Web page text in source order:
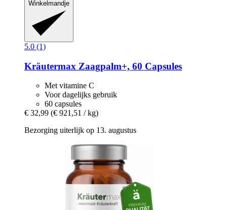
Winkelmandje
5.0 (1)
Kräutermax Zaagpalm+, 60 Capsules
Met vitamine C
Voor dagelijks gebruik
60 capsules
€ 32,99 (€ 921,51 / kg)
Bezorging uiterlijk op 13. augustus